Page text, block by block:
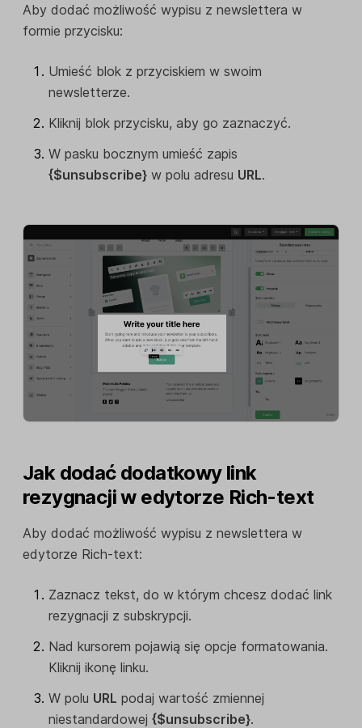
Aby dodać możliwość wypisu z newslettera w
formie przycisku:
Umieść blok z przyciskiem w swoim
newsletterze.
Kliknij blok przycisku, aby go zaznaczyć.
W pasku bocznym umieść zapis
{$unsubscribe} w polu adresu URL.
Jak dodać dodatkowy link
rezygnacji w edytorze Rich-text
Aby dodać możliwość wypisu z newslettera w
edytorze Rich-text:
Zaznacz tekst, do w którym chcesz dodać link
rezygnacji z subskrypcji.
Nad kursorem pojawią się opcje formatowania.
Kliknij ikonę linku.
W polu URL podaj wartość zmiennej
niestandardowej {$unsubscribe}.